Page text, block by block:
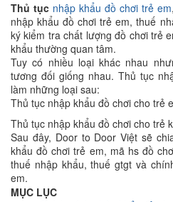
Thủ tục nhập khẩu đồ chơi trẻ em
nhập khẩu đồ chơi trẻ em, thuế
ký kiểm tra chất lượng đồ chơi trẻ
khẩu thường quan tâm.
Tuy có nhiều loại khác nhau
tương đối giống nhau. Thủ tục
làm những loại sau:
Thủ tục nhập khẩu đồ chơi cho trẻ
Thủ tục nhập khẩu đồ chơi cho trẻ
Sau đây, Door to Door Việt sẽ
khẩu đồ chơi trẻ em, mã hs đồ
thuế nhập khẩu, thuế gtgt và
em.
MỤC LỤC